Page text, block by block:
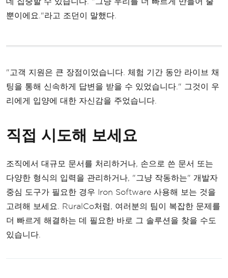
뿐이에요."라고 조던이 말했다.
"고객 지원은 큰 장점이었습니다. 체험 기간 동안 라이브 채
팅을 통해 신속하게 답변을 받을 수 있었습니다." 그것이 우
리에게 입양에 대한 자신감을 주었습니다.
직접 시도해 보세요
조직에서 대규모 문서를 처리하거나, 손으로 쓴 문서 또는
다양한 형식의 입력을 관리하거나, "그냥 작동하는" 개발자
중심 도구가 필요한 경우 Iron Software 사용해 보는 것을
고려해 보세요. RuralCo처럼, 여러분의 팀이 복잡한 문제를
더 빠르게 해결하는 데 필요한 바로 그 솔루션을 찾을 수도
있습니다.